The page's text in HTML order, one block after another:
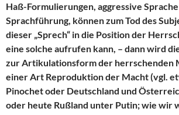
Haß-Formulierungen, aggressive
Sprachführung, können zum Tod des
dieser „Sprech“ in die Position der
eine solche aufrufen kann, – dann wird
zur Artikulationsform der herrschenden
einer Art Reproduktion der Macht (vgl.
Pinochet oder Deutschland und
oder heute Rußland unter Putin; wie wir